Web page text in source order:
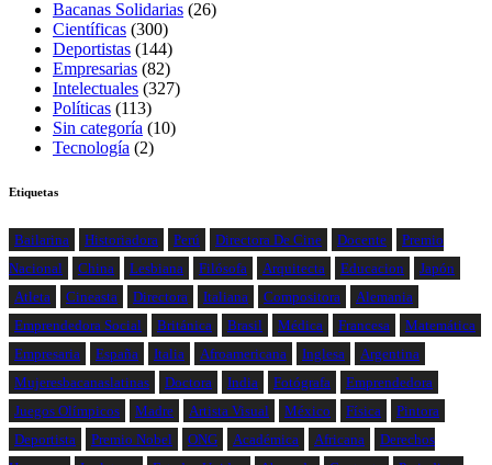
Bacanas Solidarias (26)
Científicas (300)
Deportistas (144)
Empresarias (82)
Intelectuales (327)
Políticas (113)
Sin categoría (10)
Tecnología (2)
Etiquetas
Bailarina Historiadora Perú Directora De Cine Docente
Premio
Nacional
China Lesbiana Filósofa Arquitecta Educacion
Japón
Atleta
Cineasta Directora Italiana Compositora
Alemania
Emprendedora Social
Británica Brasil Médica Francesa
Matemática
Empresaria
España Italia Afroamericana Inglesa
Argentina
Mujeresbacanaslatinas
Doctora India Fotógrafa
Emprendedora
Juegos Olímpicos
Madre Artista Visual México Física
Pintora
Deportista
Premio Nobel ONG Académica Africana
Derechos